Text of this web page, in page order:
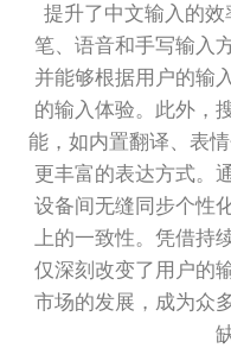
提升了中文输入的
笔、语音和手写输入
并能够根据用户的输
的输入体验。此外，
能，如内置翻译、表
更丰富的表达方式。
设备间无缝同步个性
上的一致性。凭借持
仅深刻改变了用户的
市场的发展，成为众